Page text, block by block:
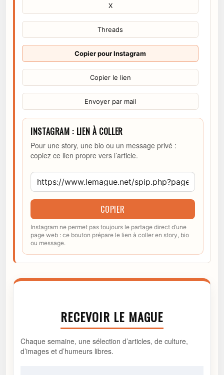
X
Threads
Copier pour Instagram
Copier le lien
Envoyer par mail
INSTAGRAM : LIEN À COLLER
Pour une story, une bio ou un message privé :
copiez ce lien propre vers l’article.
COPIER
Instagram ne permet pas toujours le partage direct d’une
page web : ce bouton prépare le lien à coller en story, bio
ou message.
RECEVOIR LE MAGUE
Chaque semaine, une sélection d’articles, de culture,
d’images et d’humeurs libres.